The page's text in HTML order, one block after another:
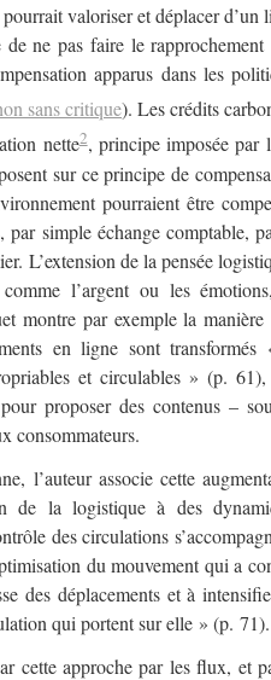
valoriser et déplacer d’un
ne pas faire le rapprochement
apparus dans les
sans critique). Les crédits
nette2, principe imposée par
sur ce principe de
pourraient être
par simple échange comptable,
L’extension de la pensée
l’argent ou les
montre par exemple la manière
en ligne sont transformés
et circulables » (p.
proposer des contenus –
consommateurs.
l’auteur associe cette
de la logistique à des
des circulations
du mouvement qui a
des déplacements et à
qui portent sur elle » (p. 71).
cette approche par les flux, et